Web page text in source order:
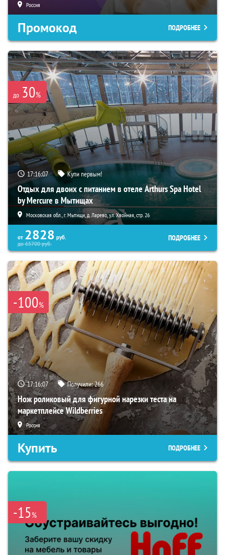
Россия
Промокод ПОДРОБНЕЕ
до 30%
17:16:06 Купи первым!
Отдых для двоих с питанием в отеле Arthurs Spa Hotel
by Mercure в Мытищах
Московская обл., г. Мытищи, д. Ларево, ул. Хвойная, стр. 26
от 2828 руб.
до65700руб.
ПОДРОБНЕЕ
-100%
17:16:06 Получили:266
Нож роликовый для фигурной нарезки теста на
маркетплейсе Wildberries
Россия
Купить ПОДРОБНЕЕ
-15%